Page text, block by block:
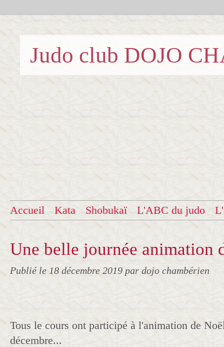
Judo club DOJO
Accueil Kata Shobukaï L'ABC du judo
Une belle journée animation
Publié le 18 décembre 2019 par dojo chambérien
Tous le cours ont participé à l'animation de
décembre...